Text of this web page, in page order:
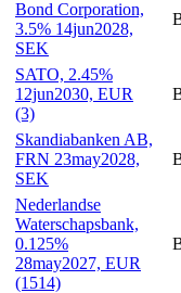
Bond Corporation,
3.5% 14jun2028,
SEK
SATO, 2.45%
12jun2030, EUR
(3)
Skandiabanken AB,
FRN 23may2028,
SEK
Nederlandse
Waterschapsbank,
0.125%
28may2027, EUR
(1514)